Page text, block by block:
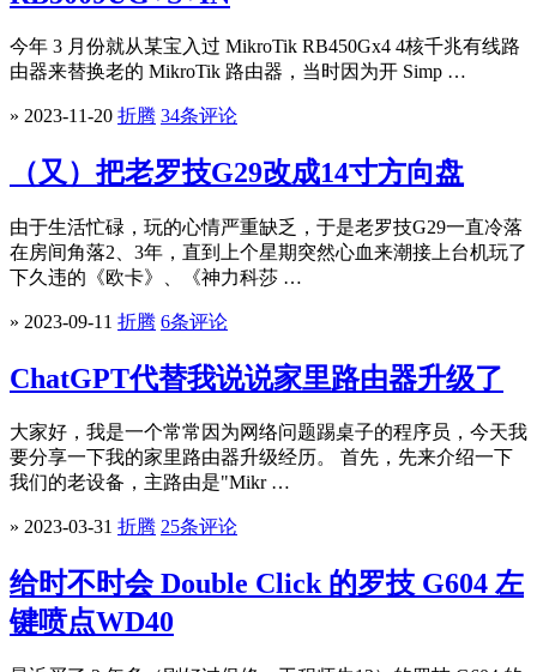
今年 3 月份就从某宝入过 MikroTik RB450Gx4 4核千兆有线路
由器来替换老的 MikroTik 路由器，当时因为开 Simp …
» 2023-11-20 折腾 34条评论
（又）把老罗技G29改成14寸方向盘
由于生活忙碌，玩的心情严重缺乏，于是老罗技G29一直冷落
在房间角落2、3年，直到上个星期突然心血来潮接上台机玩了
下久违的《欧卡》、《神力科莎 …
» 2023-09-11 折腾 6条评论
ChatGPT代替我说说家里路由器升级了
大家好，我是一个常常因为网络问题踢桌子的程序员，今天我
要分享一下我的家里路由器升级经历。 首先，先来介绍一下
我们的老设备，主路由是"Mikr …
» 2023-03-31 折腾 25条评论
给时不时会 Double Click 的罗技 G604 左
键喷点WD40